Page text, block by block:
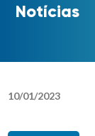
Notícias
10/01/2023